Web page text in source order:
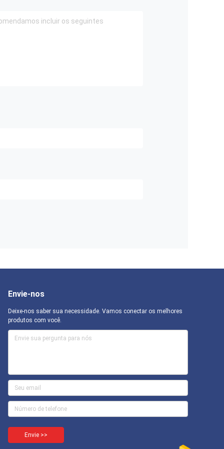
Envie-nos
Deixe-nos saber sua necessidade. Vamos conectar os melhores
produtos com você.
Envie >>